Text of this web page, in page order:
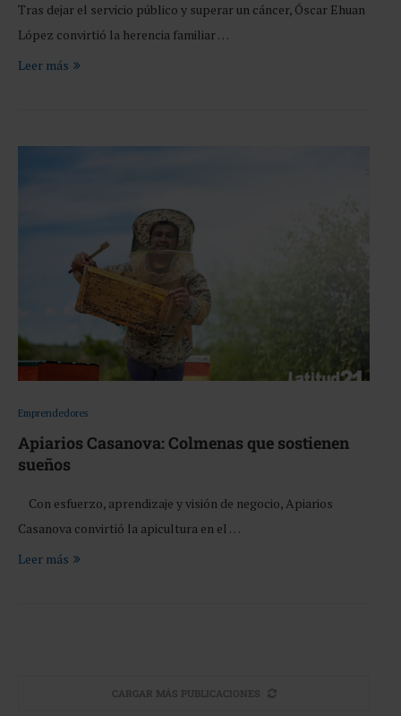
Tras dejar el servicio público y superar un cáncer, Óscar Ehuan
López convirtió la herencia familiar …
Leer más
Emprendedores
Apiarios Casanova: Colmenas que sostienen
sueños
Con esfuerzo, aprendizaje y visión de negocio, Apiarios
Casanova convirtió la apicultura en el …
Leer más
CARGAR MÁS PUBLICACIONES